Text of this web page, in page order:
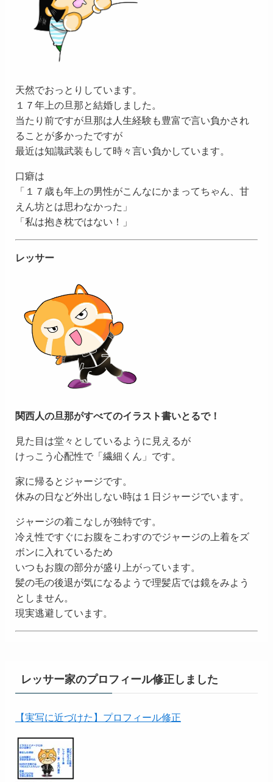
天然でおっとりしています。
１７年上の旦那と結婚しました。
当たり前ですが旦那は人生経験も豊富で言い負かされ
ることが多かったですが
最近は知識武装もして時々言い負かしています。
口癖は
「１７歳も年上の男性がこんなにかまってちゃん、甘
えん坊とは思わなかった」
「私は抱き枕ではない！」
レッサー
関西人の旦那がすべてのイラスト書いとるで！
見た目は堂々としているように見えるが
けっこう心配性で「繊細くん」です。
家に帰るとジャージです。
休みの日など外出しない時は１日ジャージでいます。
ジャージの着こなしが独特です。
冷え性ですぐにお腹をこわすのでジャージの上着をズ
ボンに入れているため
いつもお腹の部分が盛り上がっています。
髪の毛の後退が気になるようで理髪店では鏡をみよう
としません。
現実逃避しています。
レッサー家のプロフィール修正しました
【実写に近づけた】プロフィール修正